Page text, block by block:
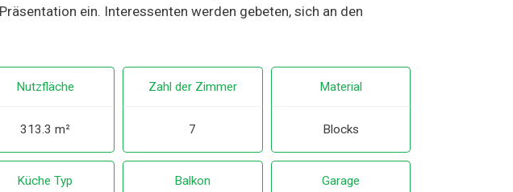
ein. Interessenten werden gebeten, sich an den
Nutzfläche
313.3 m²
Zahl der Zimmer
7
Material
Blocks
Küche Typ Balkon Garage